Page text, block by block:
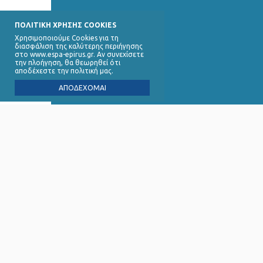
ΠΟΛΙΤΙΚΗ ΧΡΗΣΗΣ COOKIES
Χρησιμοποιούμε Cookies για τη
διασφάλιση της καλύτερης περιήγησης
στο www.espa-epirus.gr. Αν συνεχίσετε
την πλοήγηση, θα θεωρηθεί ότι
αποδέχεστε την πολιτική μας.
ΑΠΟΔΕΧΟΜΑΙ